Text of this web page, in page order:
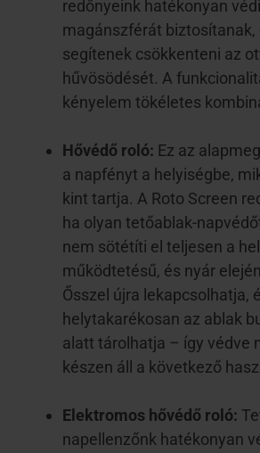
redőnyeink hatékonyan
magánszférát biztosítanak,
segítenek csökkenteni az
hűvösödését. A
kényelem tökéletes
Hővédő roló: Ez az
a napfényt a helyiségbe,
kint tartja. A Roto Screen
ha olyan tetőablak-
nem sötétíti el teljesen a
működtetésű, és nyár
Ősszel újra lekapcsolhatja,
helytakarékosan az ablak
alatt tárolhatja – így védve
készen áll a következő
Elektromos hővédő roló:
napellenzőnk hatékonyan